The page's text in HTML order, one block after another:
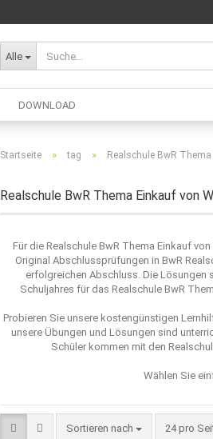
Alle
DOWNLOAD
Startseite » tag » Realschule BwR
Realschule BwR Thema Einkauf
Für die Realschule BwR Thema Einkauf
Original Abschlussprüfungen in BwR
erfolgreichen Abschluss. Die Lösungen
Schuljahres für das Realschule BwR
Probieren Sie unsere kostengünstigen
unsere Übungen und Lösungen sind
Schüler kommen mit den
Wählen Sie
Sortieren nach
Sortieren nach 24 pro
pro Seite